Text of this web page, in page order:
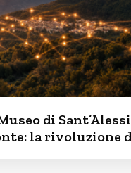
di
la rivoluzione